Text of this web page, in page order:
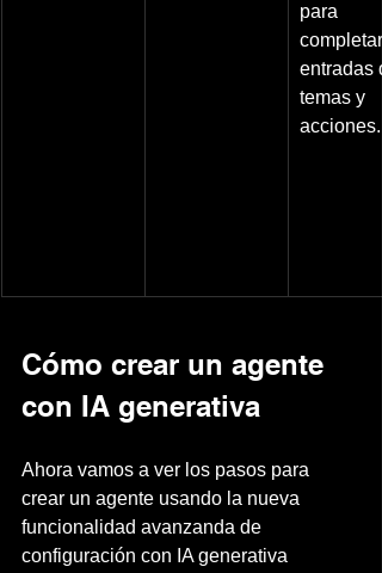
para
completar
entradas
temas y
acciones.
Cómo crear un agente
con IA generativa
Ahora vamos a ver los pasos para
crear un agente usando la nueva
funcionalidad avanzanda de
configuración con IA generativa